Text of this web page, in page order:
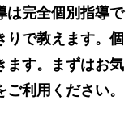
は完全個別指導で
りで教えます。個
ます。まずはお気
利用ください。